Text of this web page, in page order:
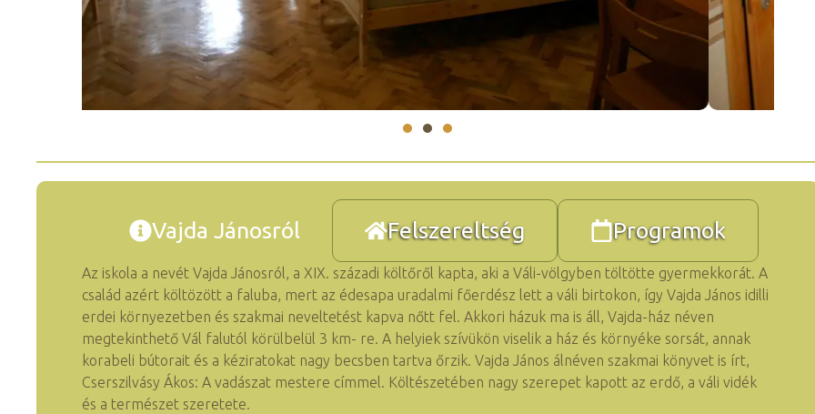
Vajda Jánosról Felszereltség Programok
Az iskola a nevét Vajda Jánosról, a XIX. századi költőről kapta, aki a Váli-völgyben töltötte gyermekkorát. A
család azért költözött a faluba, mert az édesapa uradalmi főerdész lett a váli birtokon, így Vajda János idilli
erdei környezetben és szakmai neveltetést kapva nőtt fel. Akkori házuk ma is áll, Vajda-ház néven
megtekinthető Vál falutól körülbelül 3 km- re. A helyiek szívükön viselik a ház és környéke sorsát, annak
korabeli bútorait és a kéziratokat nagy becsben tartva őrzik. Vajda János álnéven szakmai könyvet is írt,
Cserszilvásy Ákos: A vadászat mestere címmel. Költészetében nagy szerepet kapott az erdő, a váli vidék
és a természet szeretete.